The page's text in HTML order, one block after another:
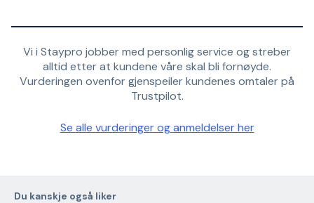
Vi i Staypro jobber med personlig service og streber
alltid etter at kundene våre skal bli fornøyde.
Vurderingen ovenfor gjenspeiler kundenes omtaler på
Trustpilot.
Se alle vurderinger og anmeldelser her
Du kanskje også liker